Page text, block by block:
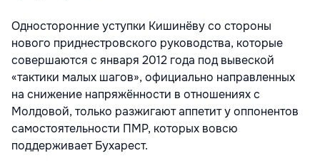
Односторонние уступки Кишинёву со стороны
нового приднестровского руководства, которые
совершаются с января 2012 года под вывеской
«тактики малых шагов», официально направленных
на снижение напряжённости в отношениях с
Молдовой, только разжигают аппетит у оппонентов
самостоятельности ПМР, которых вовсю
поддерживает Бухарест.